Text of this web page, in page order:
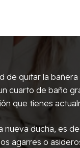
de quitar la
cuarto de baño
que tienes
nueva ducha, es
agarres o